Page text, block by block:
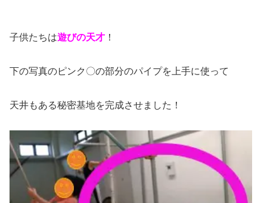
子供たちは遊びの天才 ！
下の写真のピンク〇の部分のパイプを上手に使って
天井もある秘密基地を完成させました！